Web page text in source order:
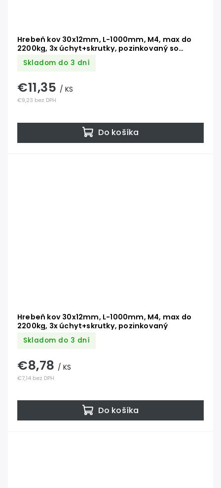
Hrebeň kov 30x12mm, L-1000mm, M4, max do
2200kg, 3x úchyt+skrutky, pozinkovaný so
Skladom do 3 dní
€9,23 bez DPH
€11,35 / KS
Do košíka
Hrebeň kov 30x12mm, L-1000mm, M4, max do
2200kg, 3x úchyt+skrutky, pozinkovaný
Skladom do 3 dní
€7,14 bez DPH
€8,78 / KS
Do košíka